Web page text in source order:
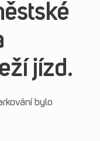
jízd.
bylo